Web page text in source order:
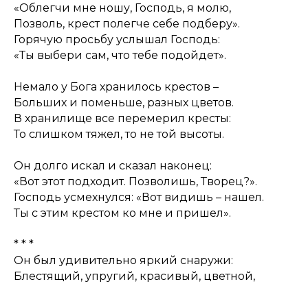
«Облегчи мне ношу, Господь, я молю,
Позволь, крест полегче себе подберу».
Горячую просьбу услышал Господь:
«Ты выбери сам, что тебе подойдет».
Немало у Бога хранилось крестов –
Больших и поменьше, разных цветов.
В хранилище все перемерил кресты:
То слишком тяжел, то не той высоты.
Он долго искал и сказал наконец:
«Вот этот подходит. Позволишь, Творец?».
Господь усмехнулся: «Вот видишь – нашел.
Ты с этим крестом ко мне и пришел».
* * *
Он был удивительно яркий снаружи:
Блестящий, упругий, красивый, цветной,